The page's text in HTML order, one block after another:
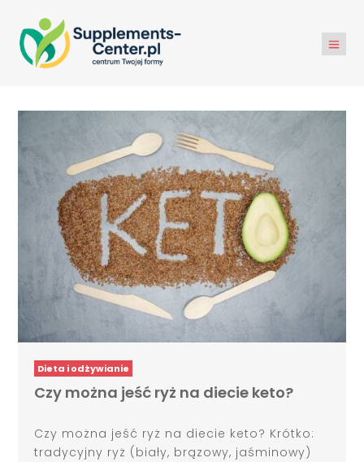
Dieta i odżywianie
Czy można jeść ryż na diecie keto?
Czy można jeść ryż na diecie keto? Krótko:
tradycyjny ryż (biały, brązowy, jaśminowy)